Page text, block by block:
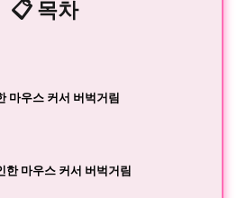
📋 목차
마우스 커서 버벅거림
한 마우스 커서 버벅거림